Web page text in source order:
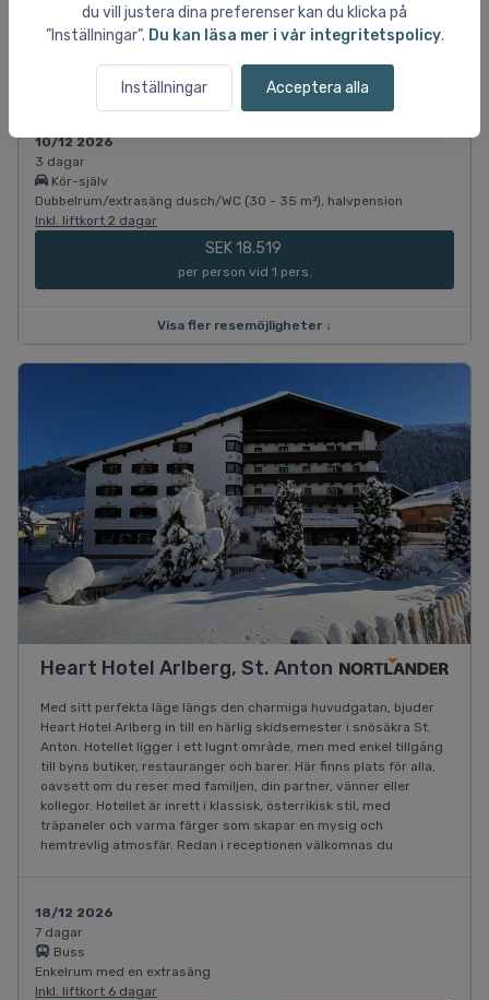
du vill justera dina preferenser kan du klicka på
”Inställningar”. Du kan läsa mer i vår integritetspolicy.
Inställningar Acceptera alla
Dubbelrum/extrasäng dusch/WC (30 - 35 m²), halvpension
Inkl. liftkort 2 dagar
per person vid 2 pers.
10/12 2026
3 dagar
Kör-själv
Dubbelrum/extrasäng dusch/WC (30 - 35 m²), halvpension
Inkl. liftkort 2 dagar
SEK 18.519
per person vid 1 pers.
Visa fler resemöjligheter ↓
Heart Hotel Arlberg, St. Anton
Med sitt perfekta läge längs den charmiga huvudgatan, bjuder
Heart Hotel Arlberg in till en härlig skidsemester i snösäkra St.
Anton. Hotellet ligger i ett lugnt område, men med enkel tillgång
till byns butiker, restauranger och barer. Här finns plats för alla,
oavsett om du reser med familjen, din partner, vänner eller
kollegor. Hotellet är inrett i klassisk, österrikisk stil, med
träpaneler och varma färger som skapar en mysig och
hemtrevlig atmosfär. Redan i receptionen välkomnas du
18/12 2026
7 dagar
Buss
Enkelrum med en extrasäng
Inkl. liftkort 6 dagar